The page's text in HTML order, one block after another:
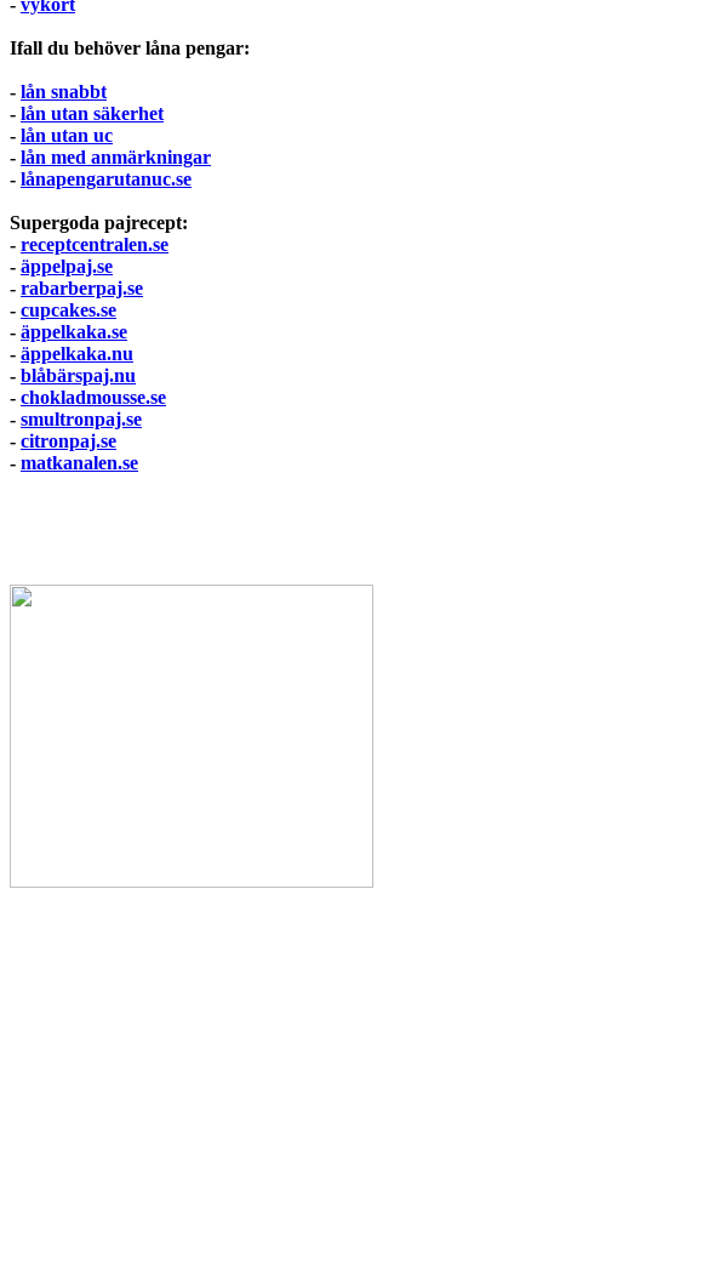
- vykort
Ifall du behöver låna pengar:
- lån snabbt
- lån utan säkerhet
- lån utan uc
- lån med anmärkningar
- lånapengarutanuc.se
Supergoda pajrecept:
- receptcentralen.se
- äppelpaj.se
- rabarberpaj.se
- cupcakes.se
- äppelkaka.se
- äppelkaka.nu
- blåbärspaj.nu
- chokladmousse.se
- smultronpaj.se
- citronpaj.se
- matkanalen.se